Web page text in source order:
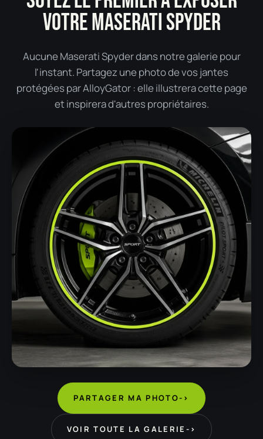
VOTRE MASERATI SPYDER
Aucune Maserati Spyder dans notre galerie pour
l'instant. Partagez une photo de vos jantes
protégées par AlloyGator : elle illustrera cette page
et inspirera d'autres propriétaires.
PARTAGER MA PHOTO->
VOIR TOUTE LA GALERIE ->